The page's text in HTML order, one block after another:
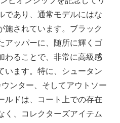
であり、通常モデルにはな
施されています。ブラック
アッパーに、随所に輝くゴ
わることで、非常に高級感
います。特に、シュータン
ンター、そしてアウトソー
ルドは、コート上での存在
く、コレクターズアイテム